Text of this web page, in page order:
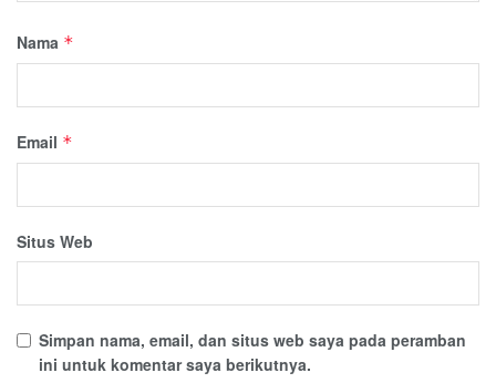
Nama *
Email *
Situs Web
Simpan nama, email, dan situs web saya pada peramban
ini untuk komentar saya berikutnya.